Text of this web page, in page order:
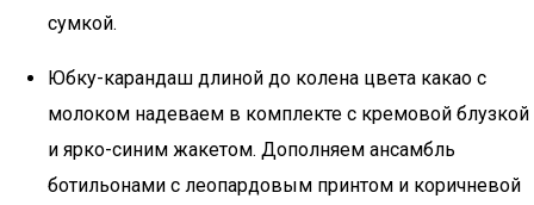
сумкой.
Юбку-карандаш длиной до колена цвета какао с
молоком надеваем в комплекте с кремовой блузкой
и ярко-синим жакетом. Дополняем ансамбль
ботильонами с леопардовым принтом и коричневой